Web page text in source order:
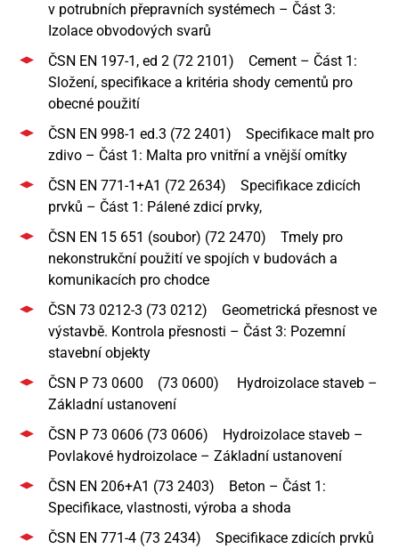
v potrubních přepravních systémech – Část 3:
Izolace obvodových svarů
ČSN EN 197-1, ed 2 (72 2101) Cement – Část 1:
Složení, specifikace a kritéria shody cementů pro
obecné použití
ČSN EN 998-1 ed.3 (72 2401) Specifikace malt pro
zdivo – Část 1: Malta pro vnitřní a vnější omítky
ČSN EN 771-1+A1 (72 2634) Specifikace zdicích
prvků – Část 1: Pálené zdicí prvky,
ČSN EN 15 651 (soubor) (72 2470) Tmely pro
nekonstrukční použití ve spojích v budovách a
komunikacích pro chodce
ČSN 73 0212-3 (73 0212) Geometrická přesnost ve
výstavbě. Kontrola přesnosti – Část 3: Pozemní
stavební objekty
ČSN P 73 0600 (73 0600) Hydroizolace staveb –
Základní ustanovení
ČSN P 73 0606 (73 0606) Hydroizolace staveb –
Povlakové hydroizolace – Základní ustanovení
ČSN EN 206+A1 (73 2403) Beton – Část 1:
Specifikace, vlastnosti, výroba a shoda
ČSN EN 771-4 (73 2434) Specifikace zdicích prvků